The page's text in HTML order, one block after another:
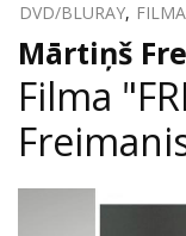
DVD/BLURAY,
Mārtiņš
Filma